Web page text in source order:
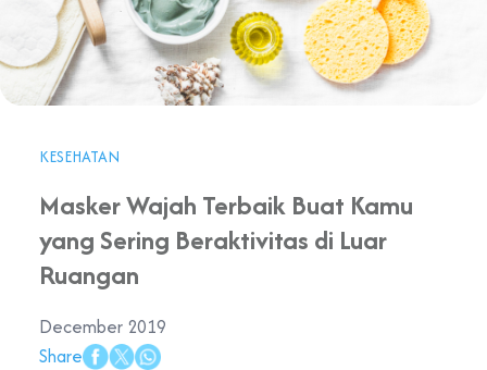
KESEHATAN
Masker Wajah Terbaik Buat Kamu
yang Sering Beraktivitas di Luar
Ruangan
December 2019
Share